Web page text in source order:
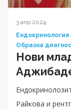
3 апр 2024
Образна
Нови
Райкова и